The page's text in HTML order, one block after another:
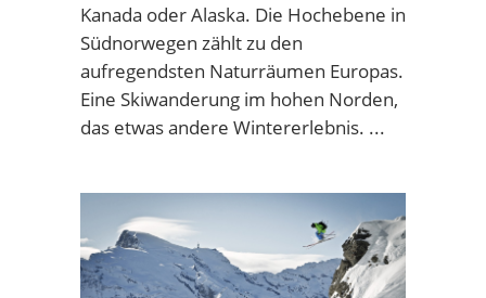
Kanada oder Alaska. Die Hochebene in
Südnorwegen zählt zu den
aufregendsten Naturräumen Europas.
Eine Skiwanderung im hohen Norden,
das etwas andere Wintererlebnis.